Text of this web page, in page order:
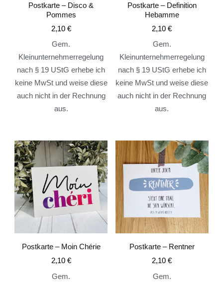
Postkarte – Disco &
Pommes
2,10 €
Gem.
Kleinunternehmerregelung
nach § 19 UStG erhebe ich
keine MwSt und weise diese
auch nicht in der Rechnung
aus.
Postkarte – Definition
Hebamme
2,10€
Gem.
Kleinunternehmerregelung
nach § 19 UStG erhebe ich
keine MwSt und weise diese
auch nicht in der Rechnung
aus.
Postkarte – Moin Chérie
2,10 €
Gem.
Postkarte – Rentner
2,10€
Gem.